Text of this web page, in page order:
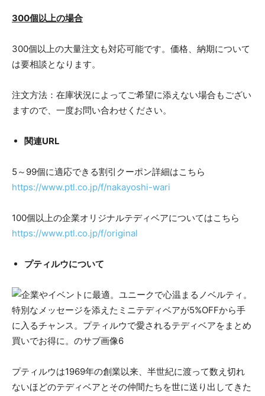
300個以上の場合
300個以上の大量注文も対応可能です。価格、納期について
は要相談となります。
注文方法：在庫状況によってご希望に添えない場合もござい
ますので、一度お問い合わせください。
関連URL
5～99個に適応できる割引クーポン詳細はこちら
https://www.ptl.co.jp/f/nakayoshi-wari
100個以上の企業オリジナルテディベアについてはこちら
https://www.ptl.co.jp/f/original
プティルウについて
プティルウは1969年の創業以来、半世紀に渡って数え切れ
ないほどのテディベアとその仲間たちを世に送り出してきた